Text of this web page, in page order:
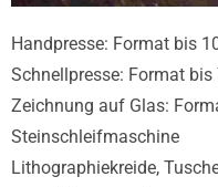
Handpresse: Format bis
Schnellpresse: Format bis
Zeichnung auf Glas:
Steinschleifmaschine
Lithographiekreide,